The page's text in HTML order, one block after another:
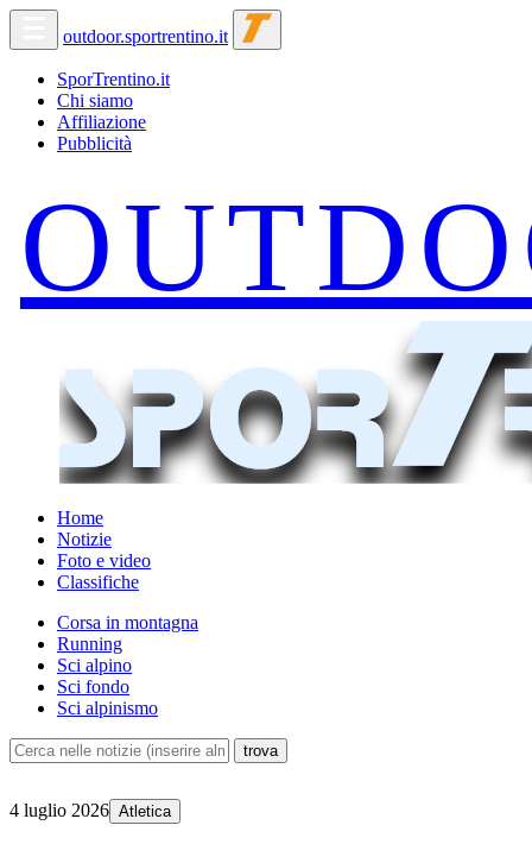
outdoor.sportrentino.it
SporTrentino.it
Chi siamo
Affiliazione
Pubblicità
Home
Notizie
Foto e video
Classifiche
Corsa in montagna
Running
Sci alpino
Sci fondo
Sci alpinismo
4 luglio 2026 Atletica